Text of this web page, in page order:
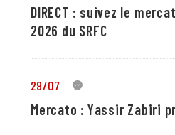
DIRECT : suivez le
2026 du SRFC
29/07 5
Mercato : Yassir Zabiri